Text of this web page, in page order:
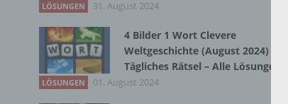
LÖSUNGEN 31. August 2024
4 Bilder 1 Wort Clevere
Weltgeschichte (August 2024)
Tägliches Rätsel – Alle Lösungen
LÖSUNGEN 01. August 2024